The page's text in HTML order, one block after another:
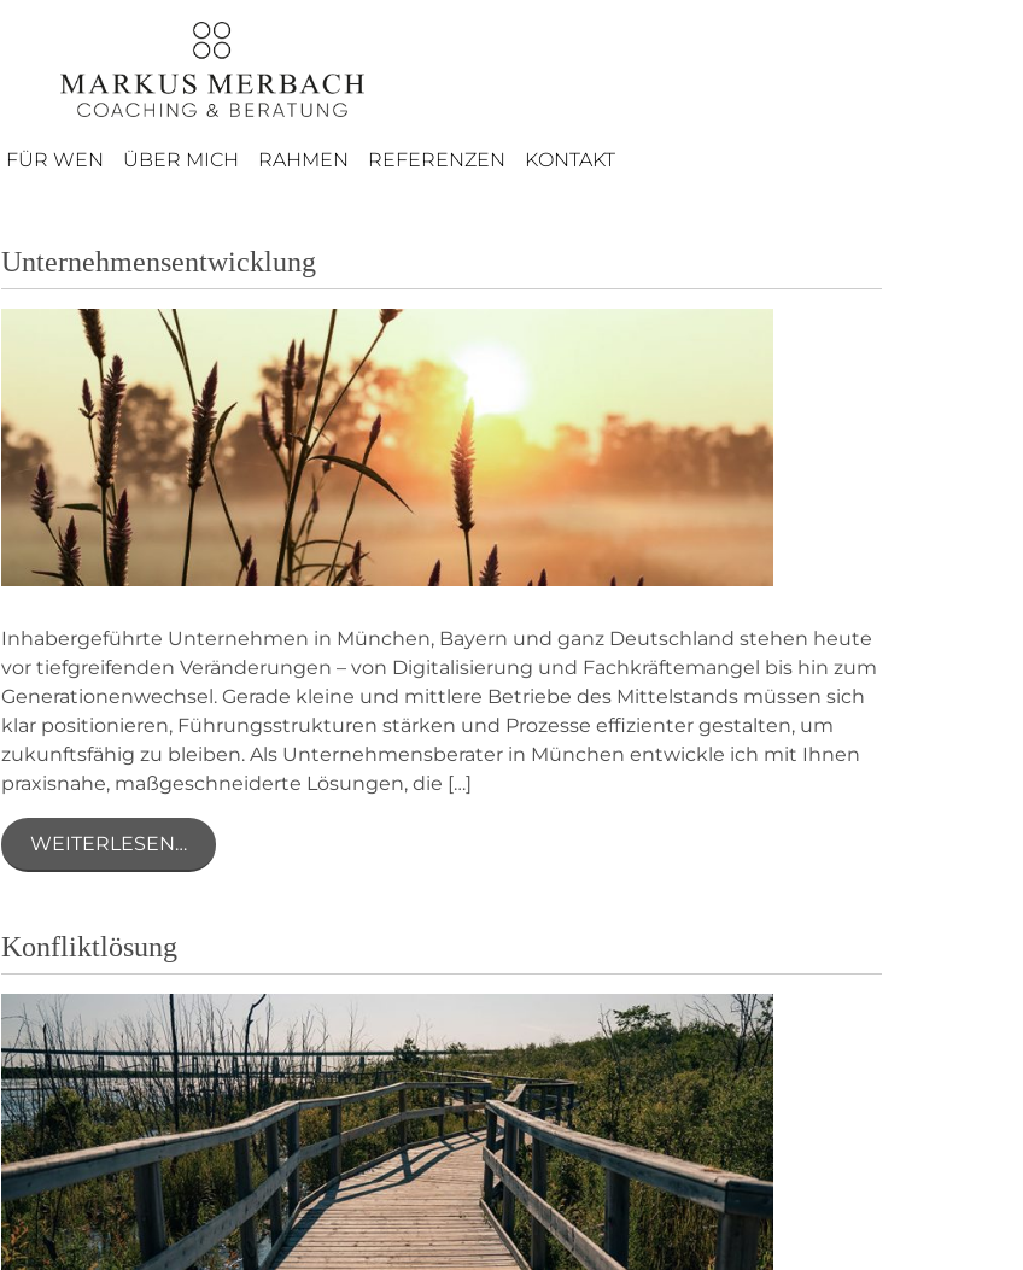
FÜR WEN ÜBER MICH RAHMEN REFERENZEN KONTAKT
Unternehmensentwicklung
Inhabergeführte Unternehmen in München, Bayern und ganz Deutschland stehen heute
vor tiefgreifenden Veränderungen – von Digitalisierung und Fachkräftemangel bis hin zum
Generationenwechsel. Gerade kleine und mittlere Betriebe des Mittelstands müssen sich
klar positionieren, Führungsstrukturen stärken und Prozesse effizienter gestalten, um
zukunftsfähig zu bleiben. Als Unternehmensberater in München entwickle ich mit Ihnen
praxisnahe, maßgeschneiderte Lösungen, die […]
WEITERLESEN…
Konfliktlösung